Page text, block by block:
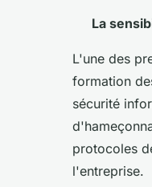
La
L'une des
formation
sécurité
protocoles
l'entreprise.